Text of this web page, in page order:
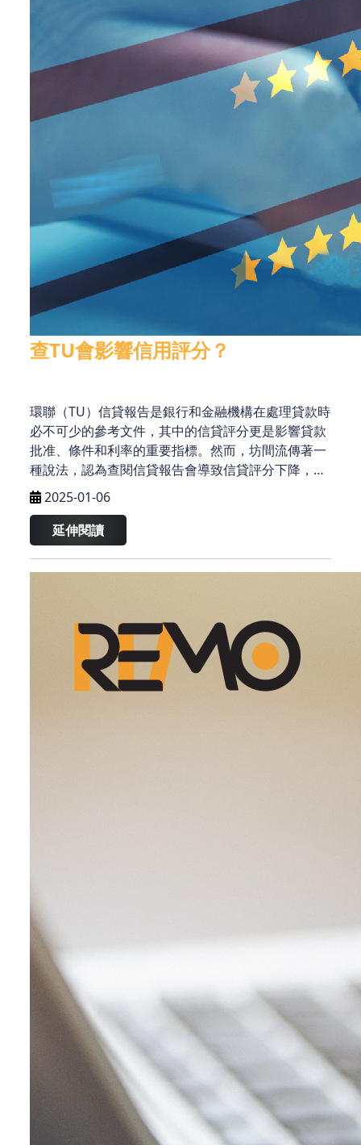
查TU會影響信用評分？
環聯（TU）信貸報告是銀行和金融機構在處理貸款時
必不可少的參考文件，其中的信貸評分更是影響貸款
批准、條件和利率的重要指標。然而，坊間流傳著一
種說法，認為查閱信貸報告會導致信貸評分下降，進
而影響評級。這種「都市傳說」究竟是真是假？
2025-01-06
延伸閱讀